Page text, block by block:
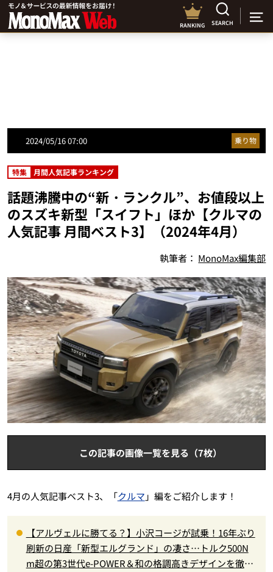
RANKING SEARCH
2024/05/16 07:00 乗り物
特集 月間人気記事ランキング
話題沸騰中の“新・ランクル”、お値段以上
のスズキ新型「スイフト」ほか【クルマの
人気記事 月間ベスト3】（2024年4月）
執筆者： MonoMax編集部
この記事の画像一覧を見る（7枚）
4月の人気記事ベスト3、「クルマ 」編をご紹介します！
【アルヴェルに勝てる？】小沢コージが試乗！16年ぶり
刷新の日産「新型エルグランド」の凄さ…トルク500N
m超の第3世代e-POWER＆和の格調高きデザインを徹底